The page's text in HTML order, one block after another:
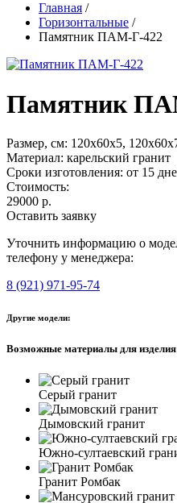
Главная /
Горизонтальные /
Памятник ПАМ-Г-422
Памятник
Размер, см: 120х60х5,
Материал: карельский гранит
Сроки изготовления: от 15
Стоимость:
29000 р.
Оставить заявку
Уточнить информацию о
телефону у менеджера:
8 (921) 971-95-74
Другие модели:
Возможные материалы для
Серый гранит
Дымовский гранит
Южно-султаевский
Гранит Ромбак